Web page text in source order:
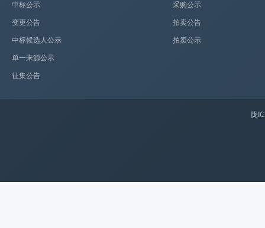
中标公示
变更公告
中标候选人公示
单一来源公示
征集公告
采购公示
拍卖公告
拍卖公示
陇